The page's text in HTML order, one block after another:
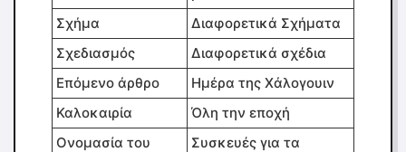
Σχήμα
Διαφορετικά Σχήματα
Σχεδιασμός
Διαφορετικά σχέδια
Επόμενο άρθρο
Ημέρα της Χάλογουιν
Καλοκαιρία
Όλη την εποχή
Ονομασία του
Συσκευές για τα